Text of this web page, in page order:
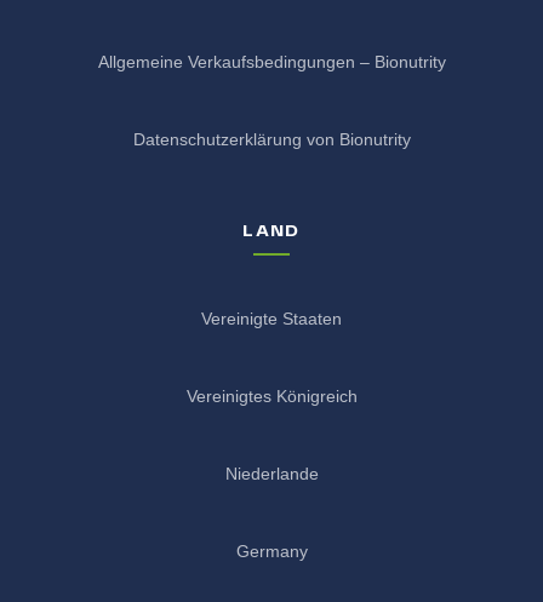
Allgemeine Verkaufsbedingungen – Bionutrity
Datenschutzerklärung von Bionutrity
LAND
Vereinigte Staaten
Vereinigtes Königreich
Niederlande
Germany